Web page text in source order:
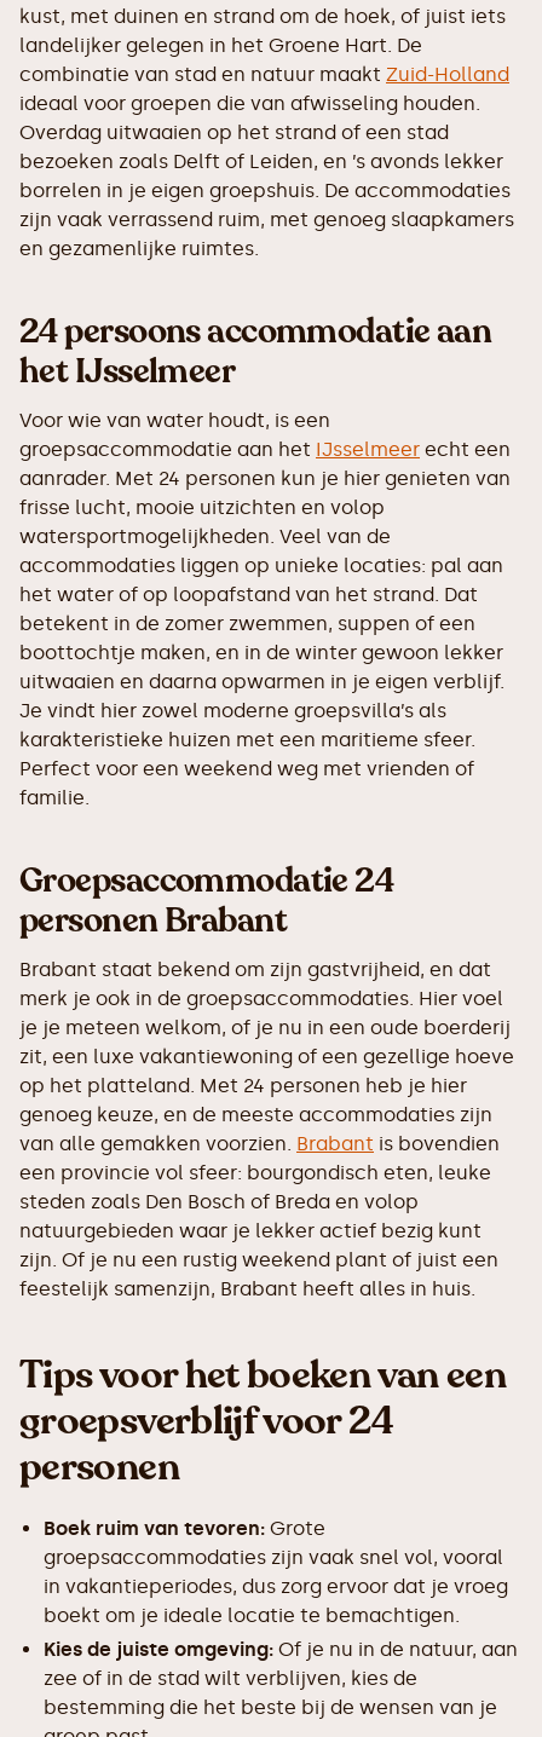
kust, met duinen en strand om de hoek, of juist iets
landelijker gelegen in het Groene Hart. De
combinatie van stad en natuur maakt Zuid-Holland
ideaal voor groepen die van afwisseling houden.
Overdag uitwaaien op het strand of een stad
bezoeken zoals Delft of Leiden, en ’s avonds lekker
borrelen in je eigen groepshuis. De accommodaties
zijn vaak verrassend ruim, met genoeg slaapkamers
en gezamenlijke ruimtes.
24 persoons accommodatie aan
het IJsselmeer
Voor wie van water houdt, is een
groepsaccommodatie aan het IJsselmeer echt een
aanrader. Met 24 personen kun je hier genieten van
frisse lucht, mooie uitzichten en volop
watersportmogelijkheden. Veel van de
accommodaties liggen op unieke locaties: pal aan
het water of op loopafstand van het strand. Dat
betekent in de zomer zwemmen, suppen of een
boottochtje maken, en in de winter gewoon lekker
uitwaaien en daarna opwarmen in je eigen verblijf.
Je vindt hier zowel moderne groepsvilla’s als
karakteristieke huizen met een maritieme sfeer.
Perfect voor een weekend weg met vrienden of
familie.
Groepsaccommodatie 24
personen Brabant
Brabant staat bekend om zijn gastvrijheid, en dat
merk je ook in de groepsaccommodaties. Hier voel
je je meteen welkom, of je nu in een oude boerderij
zit, een luxe vakantiewoning of een gezellige hoeve
op het platteland. Met 24 personen heb je hier
genoeg keuze, en de meeste accommodaties zijn
van alle gemakken voorzien. Brabant is bovendien
een provincie vol sfeer: bourgondisch eten, leuke
steden zoals Den Bosch of Breda en volop
natuurgebieden waar je lekker actief bezig kunt
zijn. Of je nu een rustig weekend plant of juist een
feestelijk samenzijn, Brabant heeft alles in huis.
Tips voor het boeken van een
groepsverblijf voor 24
personen
Boek ruim van tevoren: Grote
groepsaccommodaties zijn vaak snel vol, vooral
in vakantieperiodes, dus zorg ervoor dat je vroeg
boekt om je ideale locatie te bemachtigen.
Kies de juiste omgeving: Of je nu in de natuur, aan
zee of in de stad wilt verblijven, kies de
bestemming die het beste bij de wensen van je